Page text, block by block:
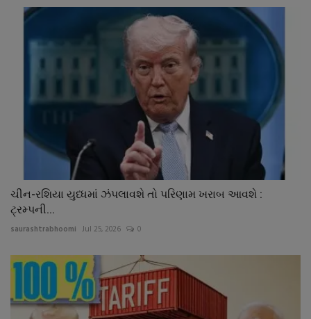
ચીન-રશિયા યુધ્ધમાં ઝંપલાવશે તો પરિણામ ખરાબ આવશે :
ટ્રમ્પની...
saurashtrabhoomi Jul 25, 2026 0